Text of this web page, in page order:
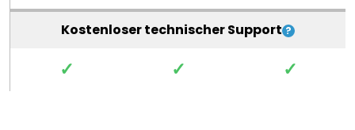
Kostenloser technischer Support
✓ ✓ ✓